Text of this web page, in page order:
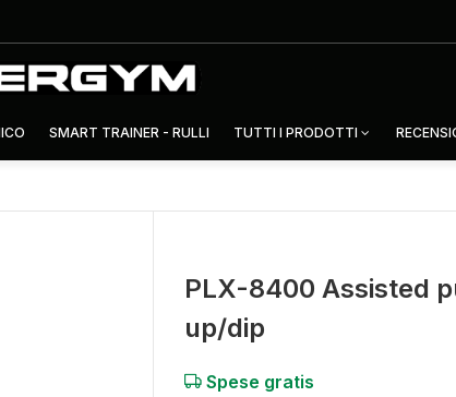
SMART TRAINER - RULLI TUTTI I PRODOTTI
PLX-8400 Assisted
up/dip
Spese gratis